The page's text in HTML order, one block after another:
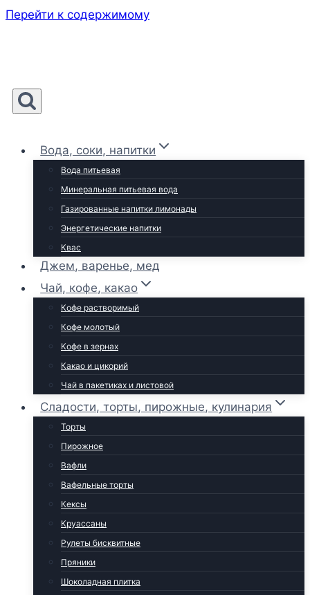
Перейти к содержимому
Вода, соки, напитки
Вода питьевая
Минеральная питьевая вода
Газированные напитки лимонады
Энергетические напитки
Квас
Джем, варенье, мед
Чай, кофе, какао
Кофе растворимый
Кофе молотый
Кофе в зернах
Какао и цикорий
Чай в пакетиках и листовой
Сладости, торты, пирожные, кулинария
Торты
Пирожное
Вафли
Вафельные торты
Кексы
Круассаны
Рулеты бисквитные
Пряники
Шоколадная плитка